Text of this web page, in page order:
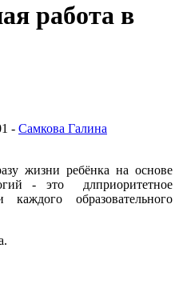
работа в
- Самкова Галина
жизни ребёнка на основе
- это длприоритетное
каждого образовательного